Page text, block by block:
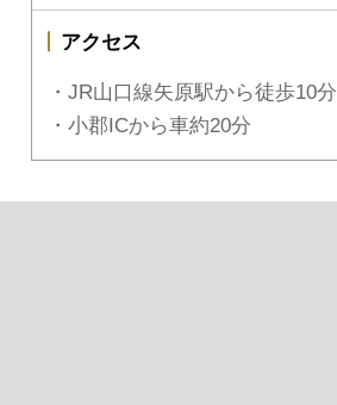
アクセス
・JR山口線矢原駅から徒歩10分
・小郡ICから車約20分